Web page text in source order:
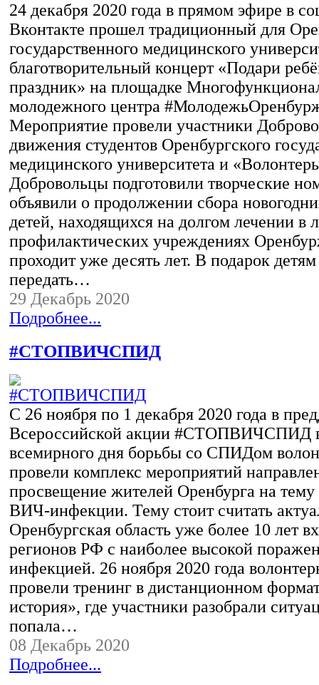
24 декабря 2020 года в прямом эфире в
Вконтакте прошел традиционный для
государственного медицинского
благотворительный концерт «Подари
праздник» на площадке
молодежного центра
Мероприятие провели участники
движения студентов Оренбургского
медицинского университета и
Добровольцы подготовили творческие
объявили о продолжении сбора
детей, находящихся на долгом лечении в
профилактических учреждениях
проходит уже десять лет. В подарок
передать…
29 Декабрь 2020
Подробнее...
#СТОПВИЧСПИД
С 26 ноября по 1 декабря 2020 года в
Всероссийской акции #СТОПВИЧСПИД
всемирного дня борьбы со СПИДом
провели комплекс мероприятий
просвещение жителей Оренбурга на
ВИЧ-инфекции. Тему стоит считать
Оренбургская область уже более 10 лет
регионов РФ с наиболее высокой
инфекцией. 26 ноября 2020 года
провели тренинг в дистанционном
история», где участники разобрали
попала…
08 Декабрь 2020
Подробнее...